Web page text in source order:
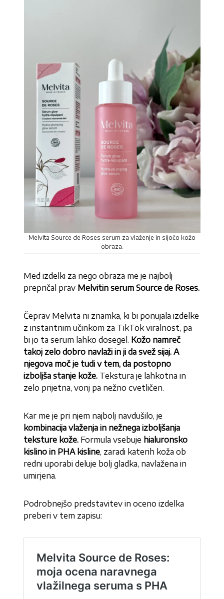
Melvita Source de Roses serum za vlaženje in sijočo kožo
obraza.
Med izdelki za nego obraza me je najbolj
prepričal prav Melvitin serum Source de Roses.
Čeprav Melvita ni znamka, ki bi ponujala izdelke
z instantnim učinkom za TikTok viralnost, pa
bi jo ta serum lahko dosegel. Kožo namreč
takoj zelo dobro navlaži in ji da svež sijaj. A
njegova moč je tudi v tem, da postopno
izboljša stanje kože. Tekstura je lahkotna in
zelo prijetna, vonj pa nežno cvetličen.
Kar me je pri njem najbolj navdušilo, je
kombinacija vlaženja in nežnega izboljšanja
teksture kože. Formula vsebuje hialuronsko
kislino in PHA kisline, zaradi katerih koža ob
redni uporabi deluje bolj gladka, navlažena in
umirjena.
Podrobnejšo predstavitev in oceno izdelka
preberi v tem zapisu: